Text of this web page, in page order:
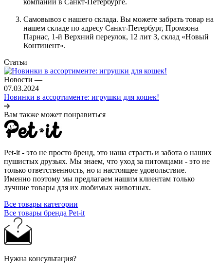
Самовывоз с нашего склада. Вы можете забрать товар на
нашем складе по адресу Санкт-Петербург, Промзона
Парнас, 1-й Верхний переулок, 12 лит З, склад «Новый
Континент».
Статьи
Новости —
07.03.2024
Новинки в ассортименте: игрушки для кошек!
Вам также может понравиться
Pet-it - это не просто бренд, это наша страсть и забота о наших
пушистых друзьях. Мы знаем, что уход за питомцами - это не
только ответственность, но и настоящее удовольствие.
Именно поэтому мы предлагаем нашим клиентам только
лучшие товары для их любимых животных.
Все товары категории
Все товары бренда Pet-it
Нужна консультация?